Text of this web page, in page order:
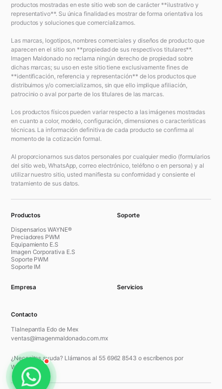
productos mostradas en este sitio web son de carácter **ilustrativo y
representativo**. Su única finalidad es mostrar de forma orientativa los
productos y soluciones que comercializamos.
Las marcas, logotipos, nombres comerciales y diseños de producto que
aparecen en el sitio son **propiedad de sus respectivos titulares**.
Imagen Maldonado no reclama ningún derecho de propiedad sobre
dichas marcas; su uso en este sitio tiene exclusivamente fines de
**identificación, referencia y representación** de los productos que
distribuimos y/o comercializamos, sin que ello implique afiliación,
patrocinio o aval por parte de los titulares de las marcas.
Los productos físicos pueden variar respecto a las imágenes mostradas
en cuanto a color, modelo, configuración, dimensiones o características
técnicas. La información definitiva de cada producto se confirma al
momento de la cotización formal.
Al proporcionarnos sus datos personales por cualquier medio (formularios
del sitio web, WhatsApp, correo electrónico, teléfono o en persona) y al
utilizar nuestro sitio, usted manifiesta su conformidad y consiente el
tratamiento de sus datos.
Productos
Dispensarios WAYNE®
Preciadores PWM
Equipamiento E.S
Imagen Corporativa E.S
Soporte PWM
Soporte IM
Soporte
Empresa Servicios
Contacto
Tlalnepantla Edo de Mex
ventas@imagenmaldonado.com.mx
¿Necesitas ayuda? Llámanos al 55 6962 8543 o escríbenos por
WhatsApp.